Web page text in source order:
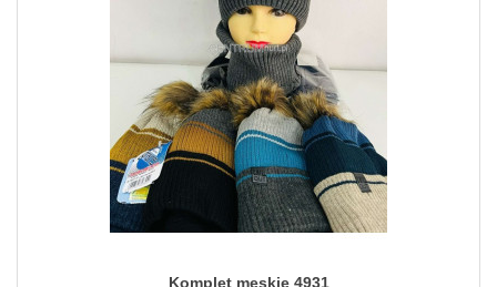
Komplet męskie 4931